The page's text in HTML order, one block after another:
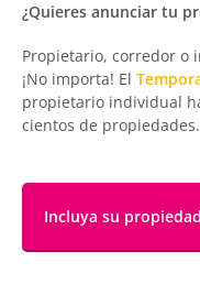
¿Quieres anunciar tu
Propietario, corredor o
¡No importa! El
propietario individual
cientos de propiedades.
Incluya su propiedad